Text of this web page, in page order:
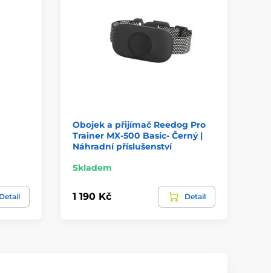
Obojek a přijímač Reedog Pro
Trainer MX-500 Basic- Černý |
Náhradní příslušenství
Skladem
1 190 Kč Detail